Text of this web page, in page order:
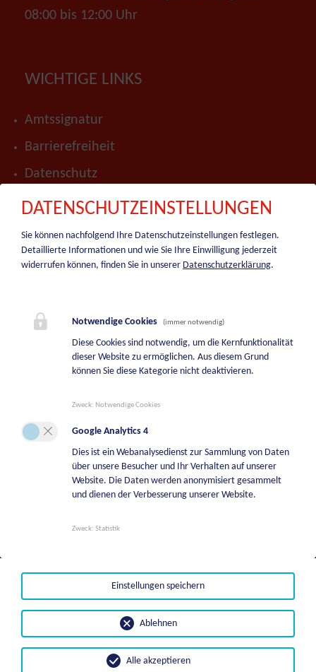
08:00 bis 12:00 Uhr
WICHTIGE LINKS
Amtssignatur
Barrierefreiheit
Datenschutz
Impressum
Presse
Hinweisgeber-Portal
BEREITSCHAFTSDIENSTE
Bereitschaftsdienst Bauhof
+43 664 5244747
Bereitschaftsdienste Tierkörperverwertung
+43 664 8542108
Bereitschaftsdienst Liegenschaftsverwaltung
DATENSCHUTZEINSTELLUNGEN
Sie können nachfolgend Ihre Datenschutzeinstellungen festlegen.
Detaillierte Informationen und wie Sie Ihre Einwilligung jederzeit
widerrufen können, finden Sie in unserer Datenschutzerklärung.
Notwendige Cookies (immer notwendig)
Diese Cookies sind notwendig, um die Kernfunktionalität
dieser Website zu ermöglichen. Aus diesem Grund
können Sie diese Kategorie nicht deaktivieren.
Zweck: Notwendige Cookies
Google Analytics 4
Dies ist ein Webanalysedienst zur Sammlung von Daten
über unsere Besucher und Ihr Verhalten auf unserer
Website. Die Daten werden anonymisiert gesammelt
und dienen der Verbesserung unserer Website.
Zweck: Statistik
Ablehnen
Einstellungen speichern
Alle akzeptieren